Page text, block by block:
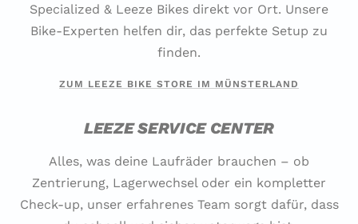
Specialized & Leeze Bikes direkt vor Ort. Unsere
Bike-Experten helfen dir, das perfekte Setup zu
finden.
ZUM LEEZE BIKE STORE IM MÜNSTERLAND
LEEZE SERVICE CENTER
Alles, was deine Laufräder brauchen – ob
Zentrierung, Lagerwechsel oder ein kompletter
Check-up, unser erfahrenes Team sorgt dafür, dass